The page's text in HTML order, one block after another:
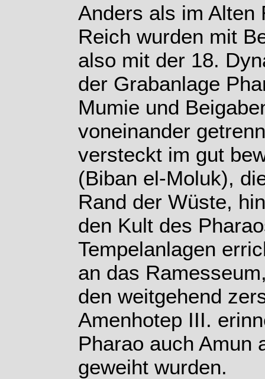
Anders als im Alten
Reich wurden mit
also mit der 18.
der Grabanlage
Mumie und
voneinander
versteckt im gut
(Biban el-Moluk),
Rand der Wüste,
den Kult des
Tempelanlagen
an das
den weitgehend
Amenhotep III.
Pharao auch Amun
geweiht wurden.